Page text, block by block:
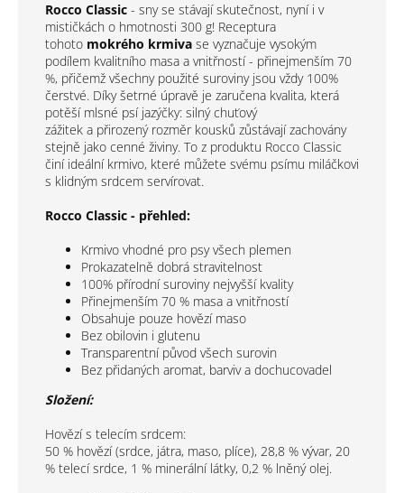
Rocco Classic - sny se stávají skutečnost, nyní i v
mističkách o hmotnosti 300 g! Receptura
tohoto mokrého krmiva se vyznačuje vysokým
podílem kvalitního masa a vnitřností - přinejmenším 70
%, přičemž všechny použité suroviny jsou vždy 100%
čerstvé. Díky šetrné úpravě je zaručena kvalita, která
potěší mlsné psí jazýčky: silný chuťový
zážitek a přirozený rozměr kousků zůstávají zachovány
stejně jako cenné živiny. To z produktu Rocco Classic
činí ideální krmivo, které můžete svému psímu miláčkovi
s klidným srdcem servírovat.
Rocco Classic - přehled:
Krmivo vhodné pro psy všech plemen
Prokazatelně dobrá stravitelnost
100% přírodní suroviny nejvyšší kvality
Přinejmenším 70 % masa a vnitřností
Obsahuje pouze hovězí maso
Bez obilovin i glutenu
Transparentní původ všech surovin
Bez přidaných aromat, barviv a dochucovadel
Složení:
Hovězí s telecím srdcem:
50 % hovězí (srdce, játra, maso, plíce), 28,8 % vývar, 20
% telecí srdce, 1 % minerální látky, 0,2 % lněný olej.